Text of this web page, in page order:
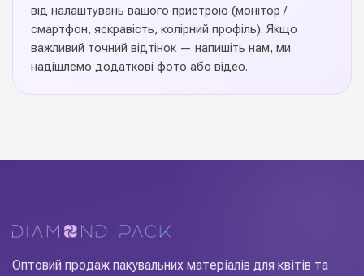
Виробник Польща
Фольговані цифри під гелій
— якісне флористичне
рішення від Diamond Pack для професійної роботи у
квітковому бізнесі. Продуманий дизайн, надійне
від налаштувань вашого пристрою (монітор /
смартфон, яскравість, колірний профіль). Якщо
важливий точний відтінок — напишіть нам, ми
надішлемо додаткові фото або відео.
Оптовий продаж пакувальних матеріалів для квітів та